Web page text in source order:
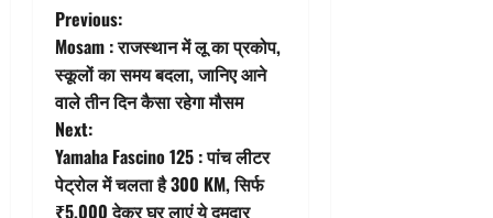
P
o
s
t
Previous:
Mosam : राजस्थान में लू का प्रकोप,
स्कूलों का समय बदला, जानिए आने
वाले तीन दिन कैसा रहेगा मौसम
Next:
Yamaha Fascino 125 : पांच लीटर
पेट्रोल में चलता है 300 KM, सिर्फ
₹5,000 देकर घर लाएं ये दमदार